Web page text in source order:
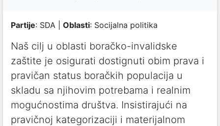
Partije: SDA | Oblasti: Socijalna politika
Naš cilj u oblasti boračko-invalidske
zaštite je osigurati dostignuti obim prava i
pravičan status boračkih populacija u
skladu sa njihovim potrebama i realnim
mogućnostima društva. Insistirajući na
pravičnoj kategorizaciji i materijalnom